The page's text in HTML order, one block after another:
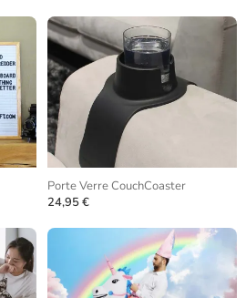
Porte Verre CouchCoaster
24,95 €